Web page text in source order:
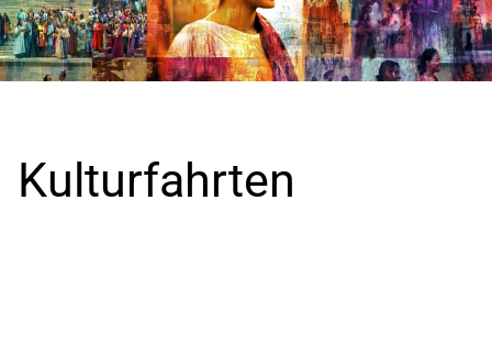
Kulturfahrten